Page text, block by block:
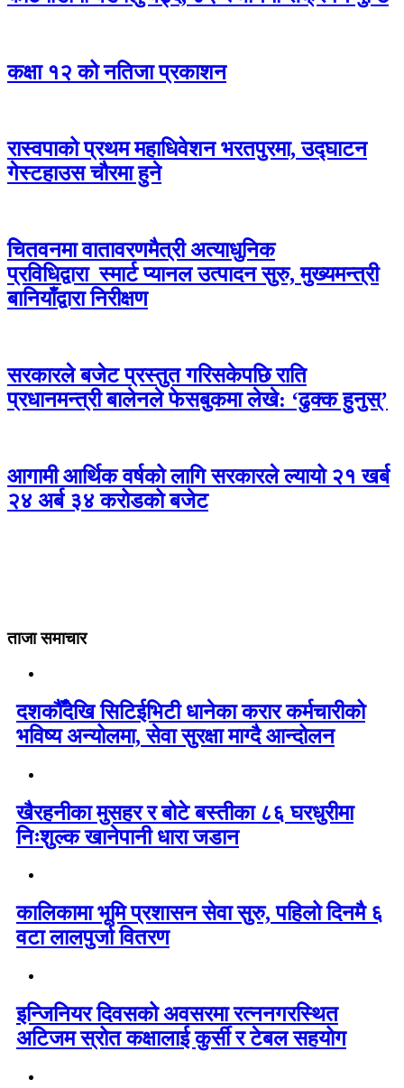
कक्षा १२ को नतिजा प्रकाशन
रास्वपाको प्रथम महाधिवेशन भरतपुरमा, उद्घाटन
गेस्टहाउस चौरमा हुने
चितवनमा वातावरणमैत्री अत्याधुनिक
प्रविधिद्वारा स्मार्ट प्यानल उत्पादन सुरु, मुख्यमन्त्री
बानियाँद्वारा निरीक्षण
सरकारले बजेट प्रस्तुत गरिसकेपछि राति
प्रधानमन्त्री बालेनले फेसबुकमा लेखे: ‘ढुक्क हुनुस्’
आगामी आर्थिक वर्षको लागि सरकारले ल्यायो २१ खर्ब
२४ अर्ब ३४ करोडको बजेट
ताजा समाचार
दशकौँदेखि सिटिईभिटी धानेका करार कर्मचारीको
भविष्य अन्योलमा, सेवा सुरक्षा माग्दै आन्दोलन
खैरहनीका मुसहर र बोटे बस्तीका ८६ घरधुरीमा
निःशुल्क खानेपानी धारा जडान
कालिकामा भूमि प्रशासन सेवा सुरु, पहिलो दिनमै ६
वटा लालपुर्जा वितरण
इन्जिनियर दिवसको अवसरमा रत्ननगरस्थित
अटिजम स्रोत कक्षालाई कुर्सी र टेबल सहयोग